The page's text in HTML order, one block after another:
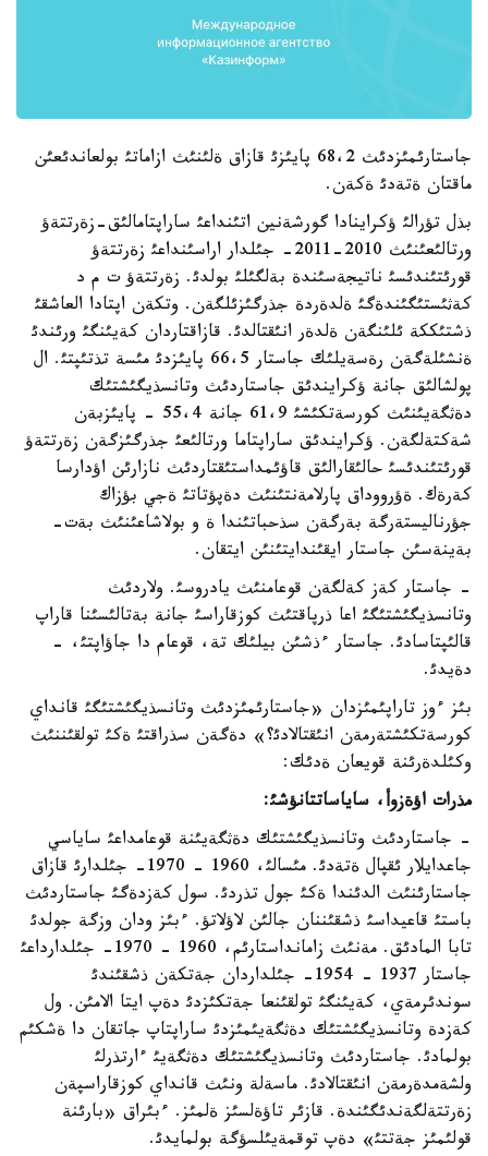
جاستارئمئزدئث 68،2 پايئزئ قازاق ةلئنئث ازاماتئ بولعاندئعئن
ماقتان ةتةدئ ةكةن.
بذل تؤرالئ ؤكراينادا گورشةنين اتئنداعئ ساراپتامالئق-زةرتتةؤ
ورتالئعئنئث 2010-2011- جئلدار اراسئنداعئ زةرتتةؤ
قورئتئندئسئ ناتيجةسئندة بةلگئلئ بولدئ. زةرتتةؤ ت م د
كةثئستئگئندةگئ ةلدةردة جذرگئزئلگةن. وتكةن اپتادا العاشقئ
ذشتئككة ئلئنگةن ةلدةر انئقتالدئ. قازاقتاردان كةيئنگئ ورئندئ
ةنشئلةگةن رةسةيلئك جاستار 66،5 پايئزدئ مئسة تذتئپتئ. ال
پولشالئق جانة ؤكرايندئق جاستاردئث وتانسذيگئشتئك
دةثگةيئنئث كورسةتكئشئ 61،9 جانة 55،4 - پايئزبةن
شةكتةلگةن. ؤكرايندئق ساراپتاما ورتالئعئ جذرگئزگةن زةرتتةؤ
قورئتئندئسئ حالئقارالئق قاؤئمداستئقتاردئث نازارئن اؤدارسا
كةرةك. ةؤرووداق پارلامةنتئنئث دةپؤتاتئ ةجي بؤزاك
جؤرناليستةرگة بةرگةن سذحباتئندا ة و بولاشاعئنئث بةت-
بةينةسئن جاستار ايقئندايتئنئن ايتقان.
- جاستار كةز كةلگةن قوعامنئث يادروسئ. ولاردئث
وتانسذيگئشتئگئ اعا ذرپاقتئث كوزقاراسئ جانة بةتالئسئنا قاراپ
قالئپتاسادئ. جاستار ءذشئن بيلئك تة، قوعام دا جاؤاپتئ، -
دةيدئ.
بئز ءوز تاراپئمئزدان «جاستارئمئزدئث وتانسذيگئشتئگئ قانداي
كورسةتكئشتةرمةن انئقتالادئ؟» دةگةن سذراقتئ ةكئ تولقئننئث
وكئلدةرئنة قويعان ةدئك:
مذرات اؤةزوأ، ساياساتتانؤشئ:
- جاستاردئث وتانسذيگئشتئك دةثگةيئنة قوعامداعئ ساياسي
جاعدايلار ئقپال ةتةدئ. مئسالئ، 1960 - 1970- جئلدارئ قازاق
جاستارئنئث الدئندا ةكئ جول تذردئ. سول كةزدةگئ جاستاردئث
باستئ قاعيداسئ ذشقئننان جالئن لاؤلاتؤ. ءبئز ودان وزگة جولدئ
تابا المادئق. مةنئث زامانداستارئم، 1960 - 1970- جئلدارداعئ
جاستار 1937 - 1954- جئلداردان جةتكةن ذشقئندئ
سوندئرمةي، كةيئنگئ تولقئنعا جةتكئزدئ دةپ ايتا الامئن. ول
كةزدة وتانسذيگئشتئك دةثگةيئمئزدئ ساراپتاپ جاتقان دا ةشكئم
بولمادئ. جاستاردئث وتانسذيگئشتئك دةثگةيئ ءارتذرلئ
ولشةمدةرمةن انئقتالادئ. ماسةلة ونئث قانداي كوزقاراسپةن
زةرتتةلگةندئگئندة. قازئر تاؤةلسئز ةلمئز. ءبئراق «بارئنة
قولئمئز جةتتئ» دةپ توقمةيئلسؤگة بولمايدئ.